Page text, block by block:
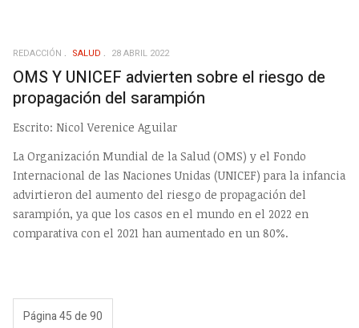
REDACCIÓN SALUD 28 ABRIL 2022
OMS Y UNICEF advierten sobre el riesgo de
propagación del sarampión
Escrito: Nicol Verenice Aguilar
La Organización Mundial de la Salud (OMS) y el Fondo
Internacional de las Naciones Unidas (UNICEF) para la infancia
advirtieron del aumento del riesgo de propagación del
sarampión, ya que los casos en el mundo en el 2022 en
comparativa con el 2021 han aumentado en un 80%.
Página 45 de 90